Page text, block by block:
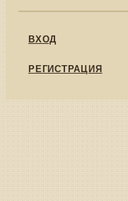
ВХОД
РЕГИСТРАЦИЯ